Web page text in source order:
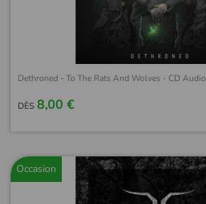
Dethroned - To The Rats And Wolves - CD Audio
DÈS 8,00 €
Occasion